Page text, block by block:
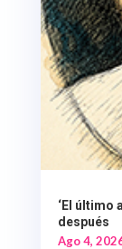
‘El último
después
Ago 4,